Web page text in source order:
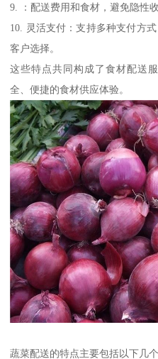
9. ：配送费用和食材，避免隐性收
10. 灵活支付：支持多种支付方
客户选择。
这些特点共同构成了食材配送
全、便捷的食材供应体验。
蔬菜配送的特点主要包括以下几个